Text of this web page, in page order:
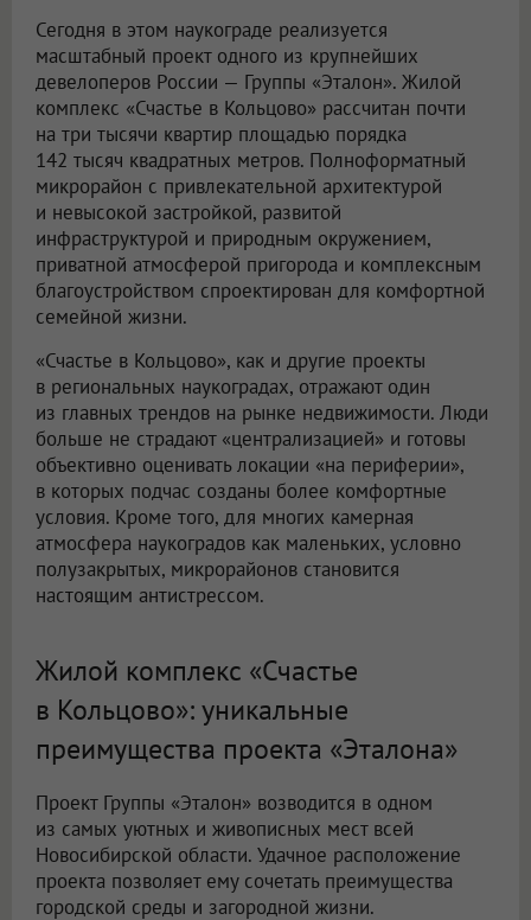
Сегодня в этом наукограде реализуется
масштабный проект одного из крупнейших
девелоперов России — Группы «Эталон». Жилой
комплекс «Счастье в Кольцово» рассчитан почти
на три тысячи квартир площадью порядка
142 тысяч квадратных метров. Полноформатный
микрорайон с привлекательной архитектурой
и невысокой застройкой, развитой
инфраструктурой и природным окружением,
приватной атмосферой пригорода и комплексным
благоустройством спроектирован для комфортной
семейной жизни.
«Счастье в Кольцово», как и другие проекты
в региональных наукоградах, отражают один
из главных трендов на рынке недвижимости. Люди
больше не страдают «централизацией» и готовы
объективно оценивать локации «на периферии»,
в которых подчас созданы более комфортные
условия. Кроме того, для многих камерная
атмосфера наукоградов как маленьких, условно
полузакрытых, микрорайонов становится
настоящим антистрессом.
Жилой комплекс «Счастье
в Кольцово»: уникальные
преимущества проекта «Эталона»
Проект Группы «Эталон» возводится в одном
из самых уютных и живописных мест всей
Новосибирской области. Удачное расположение
проекта позволяет ему сочетать преимущества
городской среды и загородной жизни.